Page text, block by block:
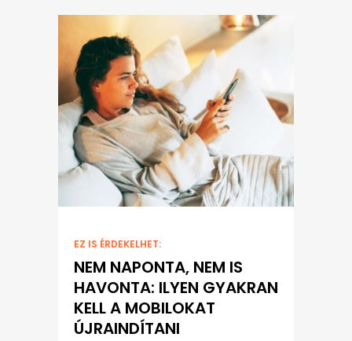
EZ IS ÉRDEKELHET:
NEM NAPONTA, NEM IS
HAVONTA: ILYEN GYAKRAN
KELL A MOBILOKAT
ÚJRAINDÍTANI